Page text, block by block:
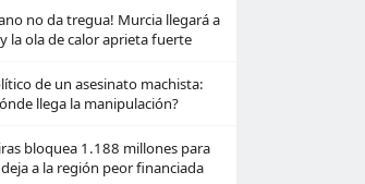
no da tregua! Murcia llegará a
la ola de calor aprieta fuerte
de un asesinato machista:
llega la manipulación?
bloquea 1.188 millones para
a la región peor financiada